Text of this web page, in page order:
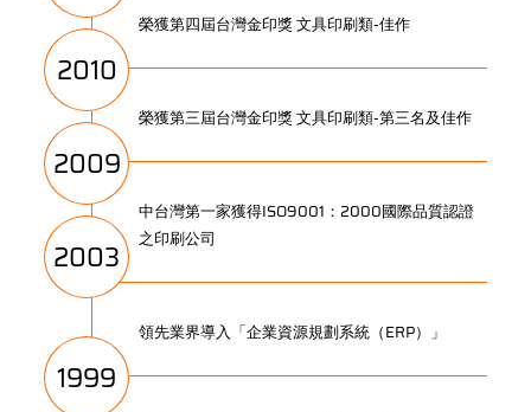
榮獲第四屆台灣金印獎 文具印刷類-佳作
2010
榮獲第三屆台灣金印獎 文具印刷類-第三名及佳作
2009
中台灣第一家獲得ISO9001：2000國際品質認證
之印刷公司
2003
領先業界導入「企業資源規劃系統（ERP）」
1999